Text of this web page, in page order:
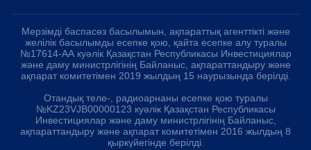
Мерзімді баспасөз басылымын, ақпараттық агенттікті және
желілік басылымды есепке қою, қайта есепке алу туралы
№17614-АА куәлік Қазақстан Республикасы Инвестициялар
және даму министрлігінің Байланыс, ақпараттандыру және
ақпарат комитетімен 2019 жылдың 15 наурызында берілді.
Отандық теле-, радиоарнаны есепке қою туралы
№KZ23VJB00000123 куәлік Қазақстан Республикасы
Инвестициялар және даму министрлігінің Байланыс,
ақпараттандыру және ақпарат комитетімен 2016 жылдың 8
қыркүйегінде берілді.